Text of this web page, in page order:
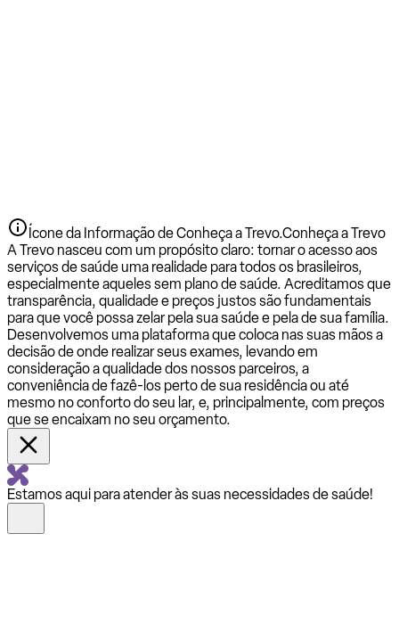
Ícone da Informação de Conheça a Trevo.Conheça a Trevo
A Trevo nasceu com um propósito claro: tornar o acesso aos
serviços de saúde uma realidade para todos os brasileiros,
especialmente aqueles sem plano de saúde. Acreditamos que
transparência, qualidade e preços justos são fundamentais
para que você possa zelar pela sua saúde e pela de sua família.
Desenvolvemos uma plataforma que coloca nas suas mãos a
decisão de onde realizar seus exames, levando em
consideração a qualidade dos nossos parceiros, a
conveniência de fazê-los perto de sua residência ou até
mesmo no conforto do seu lar, e, principalmente, com preços
que se encaixam no seu orçamento.
Estamos aqui para atender às suas necessidades de saúde!